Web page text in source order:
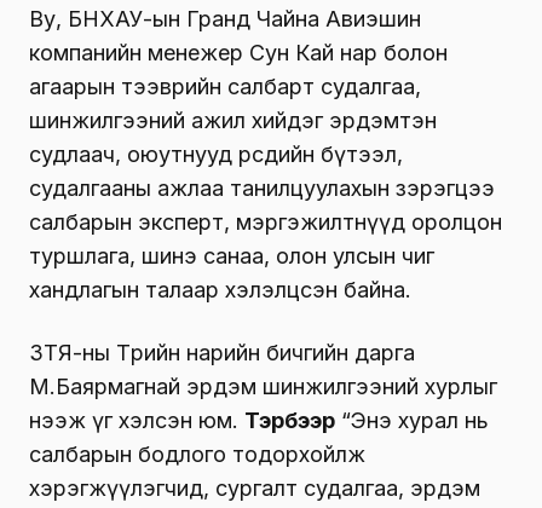
Ву, БНХАУ-ын Гранд Чайна Авиэшин
компанийн менежер Сун Кай нар болон
агаарын тээврийн салбарт судалгаа,
шинжилгээний ажил хийдэг эрдэмтэн
судлаач, оюутнууд өөрсдийн бүтээл,
судалгааны ажлаа танилцуулахын зэрэгцээ
салбарын эксперт, мэргэжилтнүүд оролцон
туршлага, шинэ санаа, олон улсын чиг
хандлагын талаар хэлэлцсэн байна.
ЗТЯ-ны Төрийн нарийн бичгийн дарга
М.Баярмагнай эрдэм шинжилгээний хурлыг
нээж үг хэлсэн юм. Тэрбээр “Энэ хурал нь
салбарын бодлого тодорхойлж
хэрэгжүүлэгчид, сургалт судалгаа, эрдэм